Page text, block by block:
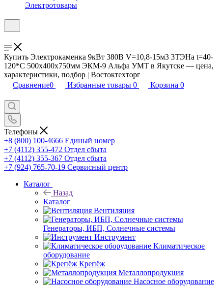
Электротовары
Купить Электрокаменка 9кВт 380В V=10,8-15м3 3ТЭНа t=40-
120*С 500х400х750мм ЭКМ-9 Альфа УМТ в Якутске — цена,
характеристики, подбор | Востоктехторг
Сравнение0 Избранные товары 0 Корзина 0
Телефоны
+8 (800) 100-4666 Единый номер
+7 (4112) 355-472 Отдел сбыта
+7 (4112) 355-367 Отдел сбыта
+7 (924) 765-70-19 Сервисный центр
Каталог
Назад
Каталог
Вентиляция
Генераторы, ИБП, Солнечные системы
Инструмент
Климатическое
оборудование
Крепёж
Металлопродукция
Насосное оборудование